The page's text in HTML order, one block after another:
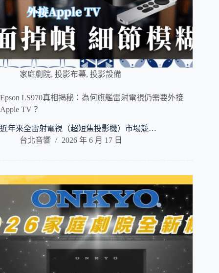
家庭劇院, 投影布幕, 投影設備
Epson LS970真相揭秘：為何旗艦雷射電視仍需要外接
Apple TV？
近年來全雷射電視（超短焦投影機）市場競…
台北音響
2026 年 6 月 17 日